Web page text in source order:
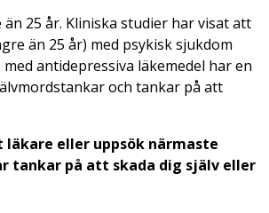
25 år. Kliniska studier har visat att
än 25 år) med psykisk sjukdom
antidepressiva läkemedel har en
och tankar på att
läkare eller uppsök närmaste
tankar på att skada dig själv eller